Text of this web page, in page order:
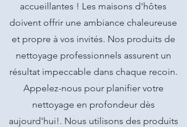
accueillantes ! Les maisons d'hôtes
doivent offrir une ambiance chaleureuse
et propre à vos invités. Nos produits de
nettoyage professionnels assurent un
résultat impeccable dans chaque recoin.
Appelez-nous pour planifier votre
nettoyage en profondeur dès
aujourd'hui!. Nous utilisons des produits